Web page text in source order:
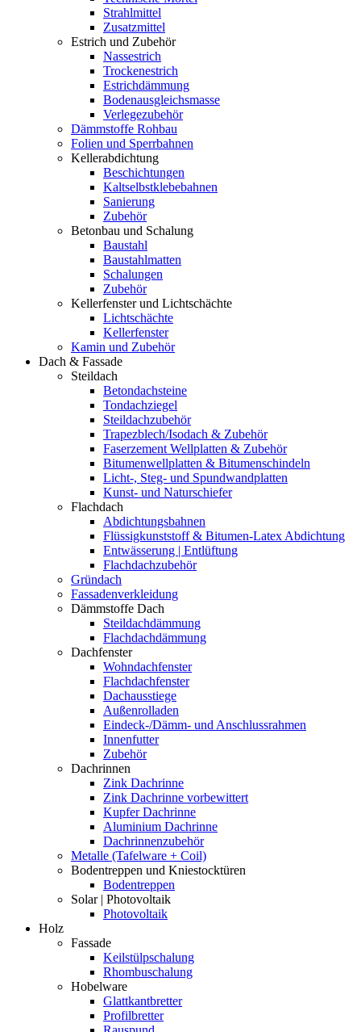
Strahlmittel
Zusatzmittel
Estrich und Zubehör
Nassestrich
Trockenestrich
Estrichdämmung
Bodenausgleichsmasse
Verlegezubehör
Dämmstoffe Rohbau
Folien und Sperrbahnen
Kellerabdichtung
Beschichtungen
Kaltselbstklebebahnen
Sanierung
Zubehör
Betonbau und Schalung
Baustahl
Baustahlmatten
Schalungen
Zubehör
Kellerfenster und Lichtschächte
Lichtschächte
Kellerfenster
Kamin und Zubehör
Dach & Fassade
Steildach
Betondachsteine
Tondachziegel
Steildachzubehör
Trapezblech/Isodach & Zubehör
Faserzement Wellplatten & Zubehör
Bitumenwellplatten & Bitumenschindeln
Licht-, Steg- und Spundwandplatten
Kunst- und Naturschiefer
Flachdach
Abdichtungsbahnen
Flüssigkunststoff & Bitumen-Latex Abdichtung
Entwässerung | Entlüftung
Flachdachzubehör
Gründach
Fassadenverkleidung
Dämmstoffe Dach
Steildachdämmung
Flachdachdämmung
Dachfenster
Wohndachfenster
Flachdachfenster
Dachausstiege
Außenrolladen
Eindeck-/Dämm- und Anschlussrahmen
Innenfutter
Zubehör
Dachrinnen
Zink Dachrinne
Zink Dachrinne vorbewittert
Kupfer Dachrinne
Aluminium Dachrinne
Dachrinnenzubehör
Metalle (Tafelware + Coil)
Bodentreppen und Kniestocktüren
Bodentreppen
Solar | Photovoltaik
Photovoltaik
Holz
Fassade
Keilstülpschalung
Rhombuschalung
Hobelware
Glattkantbretter
Profilbretter